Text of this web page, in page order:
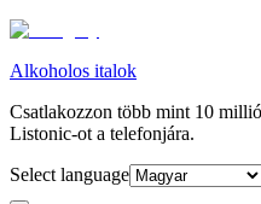
Alkoholos italok
Csatlakozzon több mint 10
Listonic-ot a telefonjára.
Select language